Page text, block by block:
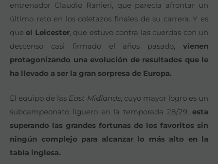
entrenador Claudio Ranieri, que parecía afrontar un
último reto en los coletazos finales de su carrera. Y es
queel Leicester, que estuvo contra las cuerdas con un
descenso casi firmado el años pasado, vienen
protagonizando una evolución de resultados que le
ha llevado a ser la gran sorpresa de Europa.
El equipo de las East Midlands, cuyo mayor logro es un
subcampeonato liguero en la temporada 28/29, esta
superando las grandes fortunas de los favoritos sin
ningún complejo para alcanzar lo más alto en la
tabla inglesa.